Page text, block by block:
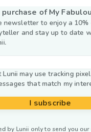
of My
newsletter to enjoy a 10%
and stay up to date
Lunii may use tracking
that match my
I subscribe
by Lunii only to send you our